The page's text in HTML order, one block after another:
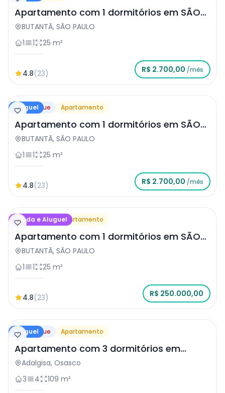
Apartamento com 1 dormitórios em SÃO
PAULO
BUTANTÃ, SÃO PAULO
1
1 25 m²
4.8(23) R$ 2.700,00 /mês
Aluguel
Destaque Apartamento
Apartamento com 1 dormitórios em SÃO
PAULO
BUTANTÃ, SÃO PAULO
1
1 25 m²
4.8(23) R$ 2.700,00 /mês
Venda e Aluguel
Destaque Apartamento
Apartamento com 1 dormitórios em SÃO
PAULO
BUTANTÃ, SÃO PAULO
1
1 25 m²
4.8(23) R$ 250.000,00
Aluguel
Destaque Apartamento
Apartamento com 3 dormitórios em
Osasco
Adalgisa, Osasco
3
4 109 m²